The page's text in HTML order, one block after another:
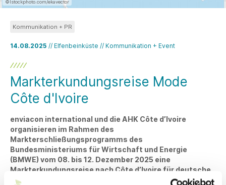
©Istockphoto.com/ekavector
14.08.2025 // Elfenbeinküste // Kommunikation + Event
Kommunikation + PR
Markterkundungsreise Mode
Côte d'Ivoire
enviacon international und die AHK Côte d’Ivoire
organisieren im Rahmen des
Markterschließungsprogramms des
Bundesministeriums für Wirtschaft und Energie
(BMWE) vom 08. bis 12. Dezember 2025 eine
Markterkundungsreise nach Côte d’Ivoire für deutsche
KMU aus dem Bereich Mode, Beauty und